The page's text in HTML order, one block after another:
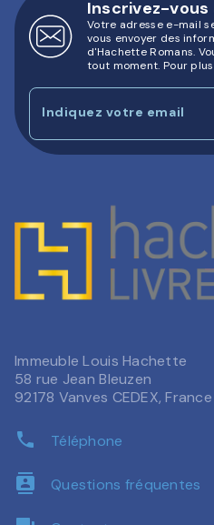
Inscrivez-
Votre adresse e-mail
vous envoyer des
d'Hachette Romans.
tout moment. Pour
Indiquez votre email
Immeuble Louis Hachette
58 rue Jean Bleuzen
92178 Vanves CEDEX, France
phone Téléphone
contacts Questions fréquentes